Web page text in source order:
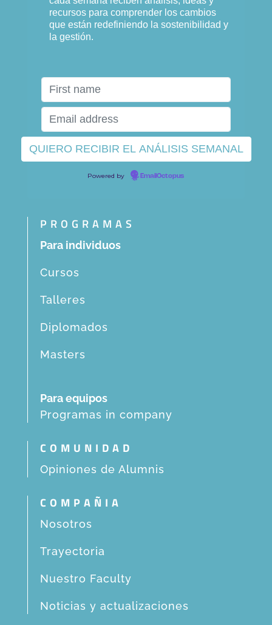
recursos para comprender los cambios
que están redefiniendo la sostenibilidad y
la gestión.
Powered by EmailOctopus
PROGRAMAS
Para individuos
Cursos
Talleres
Diplomados
Masters
Para equipos
Programas in company
COMUNIDAD
Opiniones de Alumnis
COMPAÑIA
Nosotros
Trayectoria
Nuestro Faculty
Noticias y actualizaciones